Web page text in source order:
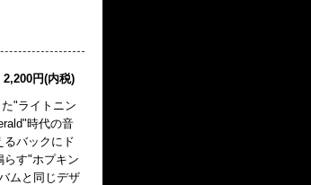
2,200円(内税)
"ライトニン
時代の音
るバックにド
らす"ホプキン
ムと同じデザ